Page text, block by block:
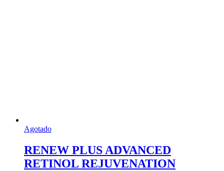
Agotado
RENEW PLUS ADVANCED
RETINOL REJUVENATION